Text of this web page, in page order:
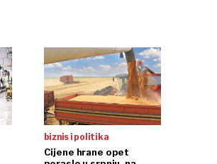
biznis i politika
Cijene hrane opet